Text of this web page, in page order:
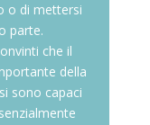
o di mettersi
parte.
che il
della
sono capaci